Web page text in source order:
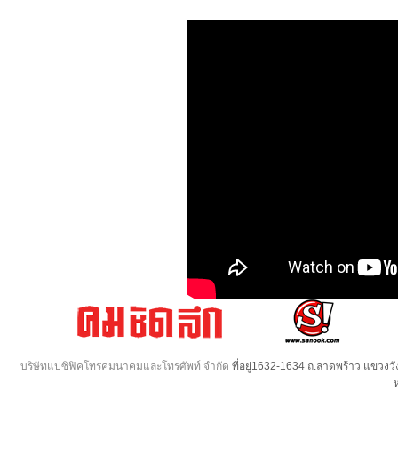
บริษัทแปซิฟิคโทรคมนาคมและโทรศัพท์ จำกัด ที่อยู่1632-1634 ถ.ลาดพร้าว แขวง